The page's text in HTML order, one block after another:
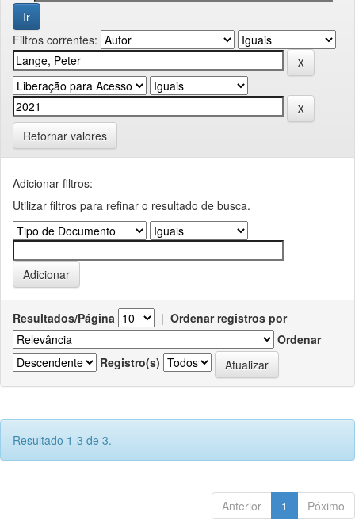
Filtros correntes:
Retornar valores
Adicionar filtros:
Utilizar filtros para refinar o resultado de busca.
Resultados/Página | Ordenar registros por
Ordenar
Registro(s)
Resultado 1-3 de 3.
Anterior 1 Póximo